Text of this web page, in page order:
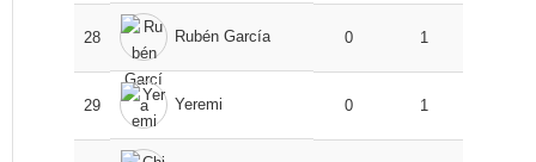
28 Rubén García 0 1
29 Yeremi 0 1